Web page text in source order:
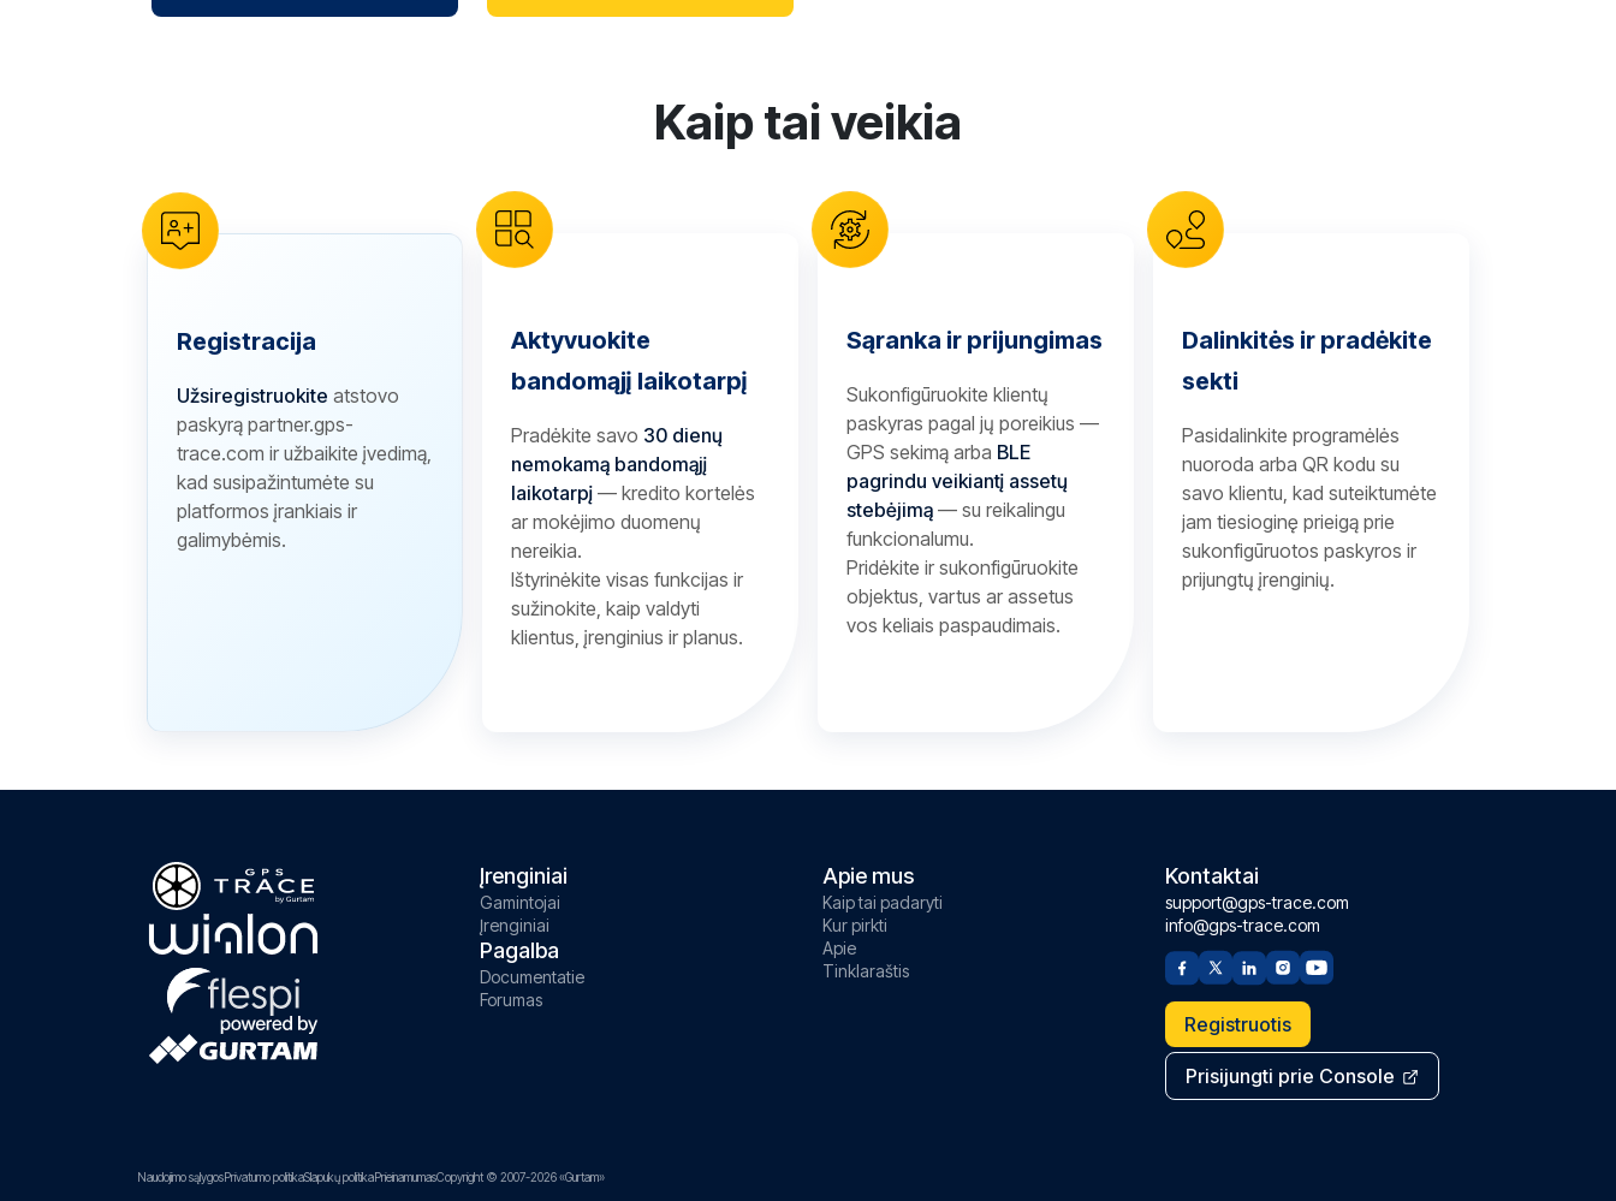
Kaip tai veikia
Registracija
Užsiregistruokite atstovo
paskyrą partner.gps-
trace.com ir užbaikite įvedimą,
kad susipažintumėte su
platformos įrankiais ir
galimybėmis.
Aktyvuokite
bandomąjį laikotarpį
Pradėkite savo 30 dienų
nemokamą bandomąjį
laikotarpį — kredito kortelės
ar mokėjimo duomenų
nereikia.
Ištyrinėkite visas funkcijas ir
sužinokite, kaip valdyti
klientus, įrenginius ir planus.
Sąranka ir prijungimas
Sukonfigūruokite klientų
paskyras pagal jų poreikius —
GPS sekimą arba BLE
pagrindu veikiantį assetų
stebėjimą — su reikalingu
funkcionalumu.
Pridėkite ir sukonfigūruokite
objektus, vartus ar assetus
vos keliais paspaudimais.
Dalinkitės ir pradėkite
sekti
Pasidalinkite programėlės
nuoroda arba QR kodu su
savo klientu, kad suteiktumėte
jam tiesioginę prieigą prie
sukonfigūruotos paskyros ir
prijungtų įrenginių.
Įrenginiai
Gamintojai
Įrenginiai
Pagalba
Documentatie
Forumas
Apie mus
Kaip tai padaryti
Kur pirkti
Apie
Tinklaraštis
Kontaktai
support@gps-trace.com
info@gps-trace.com
Registruotis
Prisijungti prie Console
Naudojimo sąlygosPrivatumo politikaSlapukų politikaPrieinamumasCopyright © 2007-2026 «Gurtam»